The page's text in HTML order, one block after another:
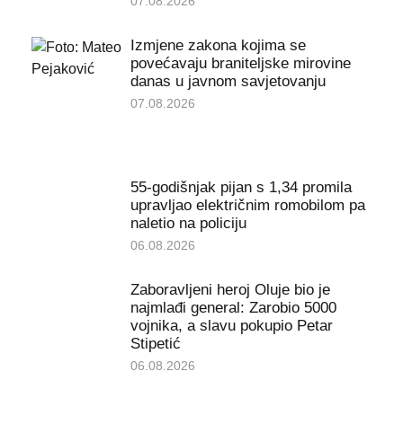
Izmjene zakona kojima se
povećavaju braniteljske mirovine
danas u javnom savjetovanju
07.08.2026
55-godišnjak pijan s 1,34 promila
upravljao električnim romobilom pa
naletio na policiju
06.08.2026
Zaboravljeni heroj Oluje bio je
najmlađi general: Zarobio 5000
vojnika, a slavu pokupio Petar
Stipetić
06.08.2026